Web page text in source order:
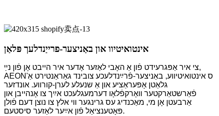
אינטואיטיוו און באַניצער-פרייַנדלעך פּלאַן
צי איר אַפּגרעידט פֿון אַ האָבי לאַזער אָדער איר הייבט אָן פֿון נײַ,
AEON'ס אינטואיטיווע, באַניצער-פֿרײַנדלעכע צובינד גאַראַנטירט אַ
גלאַטן אָפּעראַציע און אַ שנעלע לערן-קורווע. אונדזער
פֿאַרשטאַרקטער וואָרקפֿלאָו דערמעגלעכט אײַך צו אָנהייבן און
אַרבעטן אָן מי, מאַכנדיג עס גרינגער ווי אלץ צו נוצן דעם פֿולן
פּאָטענציאַל פֿון אײַער לאַזער סיסטעם.